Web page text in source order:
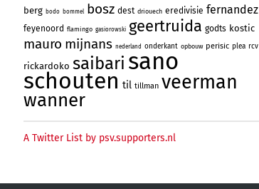
berg bodo bommel bosz dest driouech eredivisie fernandez
feyenoord flamingo gasiorowski geertruida godts kostic
mauro mijnans nederland onderkant opbouw perisic plea rcv
rickardoko saibari sano
schouten til tillman veerman
wanner
A Twitter List by psv.supporters.nl